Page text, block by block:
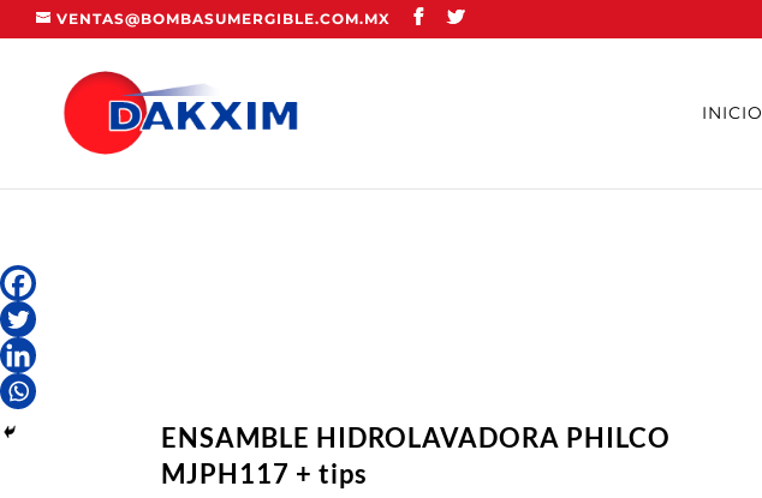
VENTAS@BOMBASUMERGIBLE.COM.MX
INICIO
ENSAMBLE HIDROLAVADORA PHILCO
MJPH117 + tips